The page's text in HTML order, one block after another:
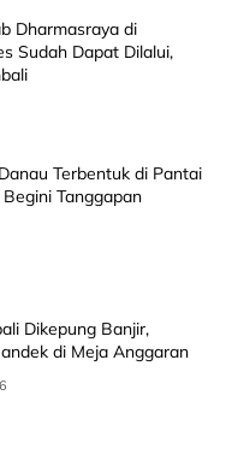
Dharmasraya di
Sudah Dapat Dilalui,
Terbentuk di Pantai
Tanggapan
Dikepung Banjir,
di Meja Anggaran